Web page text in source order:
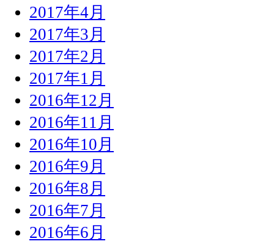
2017年4月
2017年3月
2017年2月
2017年1月
2016年12月
2016年11月
2016年10月
2016年9月
2016年8月
2016年7月
2016年6月